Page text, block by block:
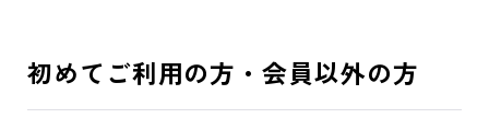
初めてご利用の方・会員以外の方